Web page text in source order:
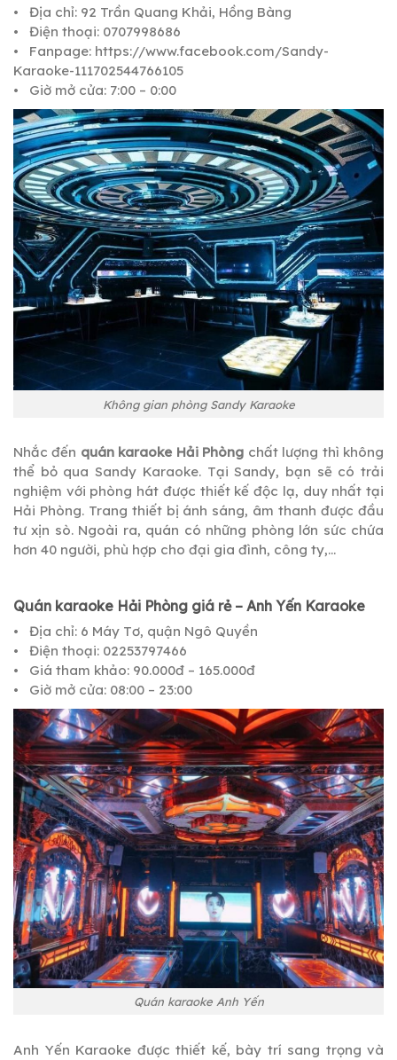
• Địa chỉ: 92 Trần Quang Khải, Hồng Bàng
• Điện thoại: 0707998686
• Fanpage: https://www.facebook.com/Sandy-
Karaoke-111702544766105
• Giờ mở cửa: 7:00 – 0:00
Không gian phòng Sandy Karaoke
Nhắc đến quán karaoke Hải Phòng chất lượng thì không
thể bỏ qua Sandy Karaoke. Tại Sandy, bạn sẽ có trải
nghiệm với phòng hát được thiết kế độc lạ, duy nhất tại
Hải Phòng. Trang thiết bị ánh sáng, âm thanh được đầu
tư xịn sò. Ngoài ra, quán có những phòng lớn sức chứa
hơn 40 người, phù hợp cho đại gia đình, công ty,…
Quán karaoke Hải Phòng giá rẻ – Anh Yến Karaoke
• Địa chỉ: 6 Máy Tơ, quận Ngô Quyền
• Điện thoại: 02253797466
• Giá tham khảo: 90.000đ – 165.000đ
• Giờ mở cửa: 08:00 – 23:00
Quán karaoke Anh Yến
Anh Yến Karaoke được thiết kế, bày trí sang trọng và